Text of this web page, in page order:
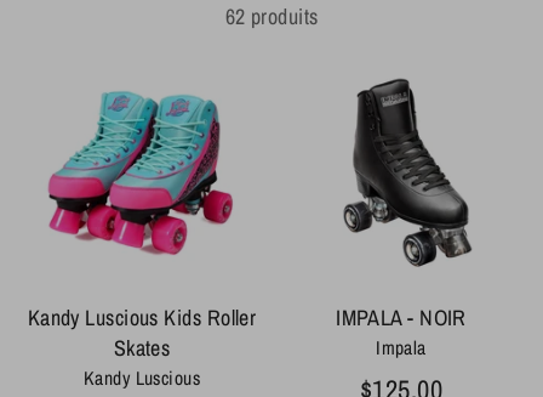
62 produits
Kandy Luscious Kids Roller
Skates
Kandy Luscious
IMPALA - NOIR
Impala